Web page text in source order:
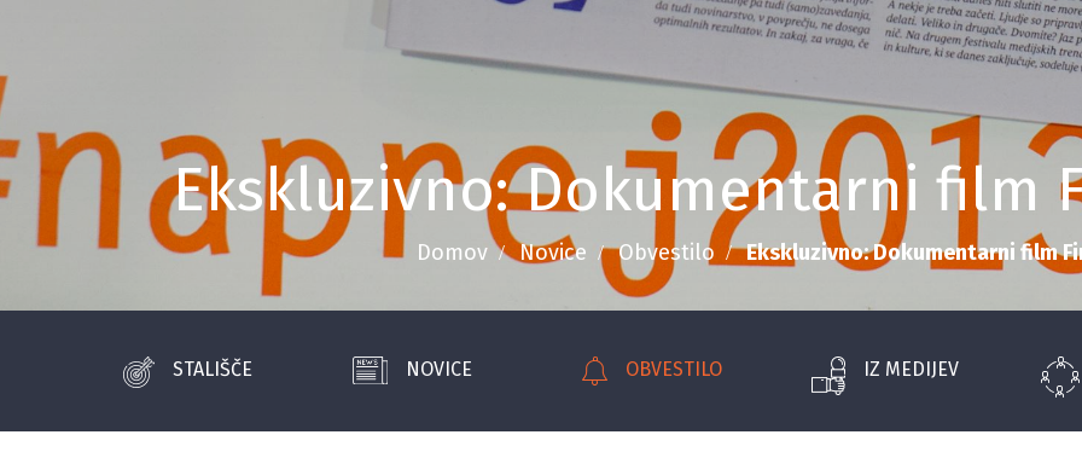
Ekskluzivno: Dokumentarni film
Domov Novice Obvestilo Ekskluzivno: Dokumentarni film
STALIŠČE NOVICE OBVESTILO IZ MEDIJEV